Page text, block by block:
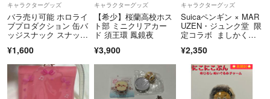
キャラクターグッズ
バラ売り可能 ホロライ
ブプロダクション 缶バ
ッジスナック スナック
つり 8点
¥1,600
キャラクターグッズ
【希少】桜蘭高校ホス
ト部 ミニクリアカー
ド 須王環 鳳鏡夜
¥3,900
キャラクターグッズ
Suicaペンギン × MAR
UZEN・ジュンク堂 限
定コラボ ましかくメ
ク 2個セット
¥2,350